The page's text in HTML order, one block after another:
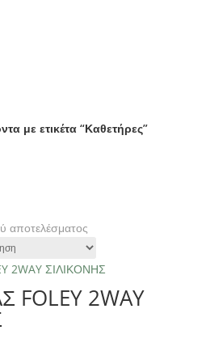
με ετικέτα “Καθετήρες”
αποτελέσματος
2WAY